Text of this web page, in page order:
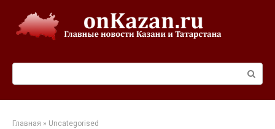
контенту
Главная » Uncategorised